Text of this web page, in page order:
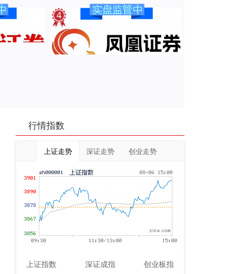
行情指数
上证走势 深证走势 创业走势
上证指数
深证成指
创业板指